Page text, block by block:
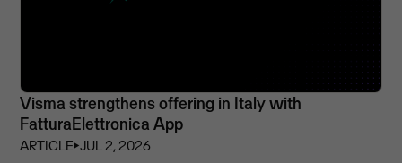
Visma strengthens offering in Italy with
FatturaElettronica App
ARTICLE⏵JUL 2, 2026